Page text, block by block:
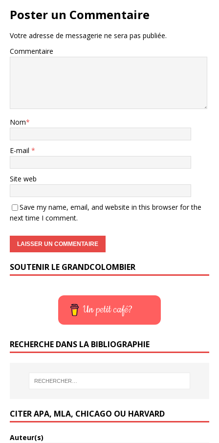
Poster un Commentaire
Votre adresse de messagerie ne sera pas publiée.
Commentaire
Nom*
E-mail *
Site web
Save my name, email, and website in this browser for the
next time I comment.
SOUTENIR LE GRANDCOLOMBIER
Un petit café?
RECHERCHE DANS LA BIBLIOGRAPHIE
CITER APA, MLA, CHICAGO OU HARVARD
Auteur(s)